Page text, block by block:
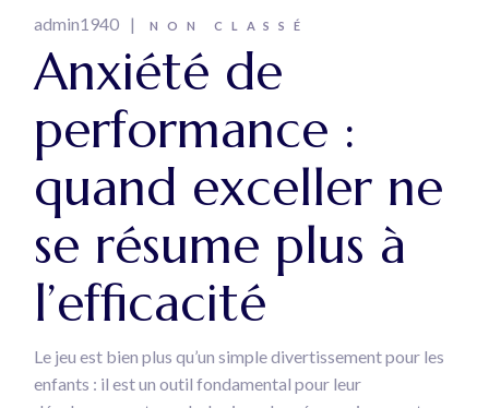
admin1940 NON CLASSÉ
Anxiété de
performance :
quand exceller ne
se résume plus à
l’efficacité
Le jeu est bien plus qu’un simple divertissement pour les
enfants : il est un outil fondamental pour leur